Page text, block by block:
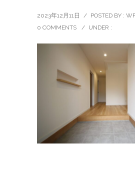
2023年12月11日 / POSTED BY :
0 COMMENTS
/ UNDER :